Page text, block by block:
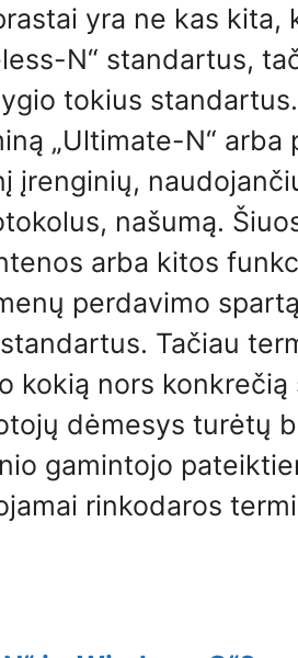
yra ne kas kita,
N“ standartus,
tokius
„Ultimate-N“ arba
įrenginių,
našumą.
arba kitos
perdavimo
Tačiau
kokią nors konkrečią
dėmesys turėtų
gamintojo
rinkodaros